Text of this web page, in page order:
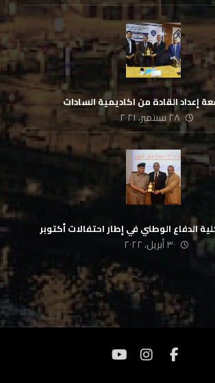
إعداد القادة من اكاديمية السادات
٢٨ سبتمبر، ٢٠٢١
الدفاع الوطني في إطار احتفالات أكتوبر
٣٠ أبريل، ٢٠٢٢